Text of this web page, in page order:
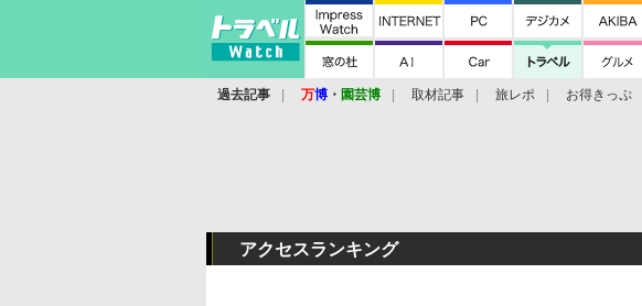
過去記事 万博 ・ 園芸博 取材記事 旅レポ お得きっぷ
アクセスランキング